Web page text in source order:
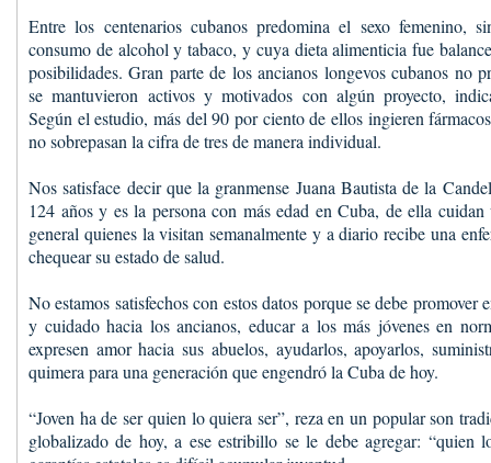
Entre los centenarios cubanos predomina el sexo femenino,
consumo de alcohol y tabaco, y cuya dieta alimenticia fue
posibilidades. Gran parte de los ancianos longevos cubanos no
se mantuvieron activos y motivados con algún proyecto,
Según el estudio, más del 90 por ciento de ellos ingieren
no sobrepasan la cifra de tres de manera individual.
Nos satisface decir que la granmense Juana Bautista de la
124 años y es la persona con más edad en Cuba, de ella
general quienes la visitan semanalmente y a diario recibe una
chequear su estado de salud.
No estamos satisfechos con estos datos porque se debe promover
y cuidado hacia los ancianos, educar a los más jóvenes en
expresen amor hacia sus abuelos, ayudarlos, apoyarlos,
quimera para una generación que engendró la Cuba de hoy.
“Joven ha de ser quien lo quiera ser”, reza en un popular son
globalizado de hoy, a ese estribillo se le debe agregar: “quien